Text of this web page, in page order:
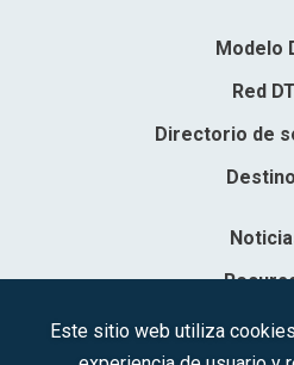
Modelo
Red
Directorio de
Este sitio web utiliza